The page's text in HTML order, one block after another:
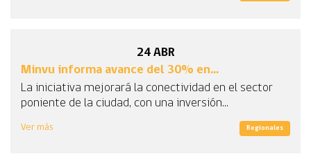
24 ABR
Minvu informa avance del 30% en...
La iniciativa mejorará la conectividad en el sector
poniente de la ciudad, con una inversión...
Ver más Regionales